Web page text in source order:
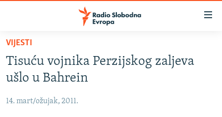
Pređite
glavni
sadržaj
na
BOSNA I HERCEGOVINA
KOSOVO
VIJESTI
Tisuću vojnika Perzijskog zaljeva
ušlo u Bahrein
14. mart/ožujak, 2011.